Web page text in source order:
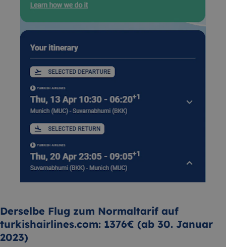
Derselbe Flug zum Normaltarif auf
turkishairlines.com: 1376€ (ab 30. Januar
2023)